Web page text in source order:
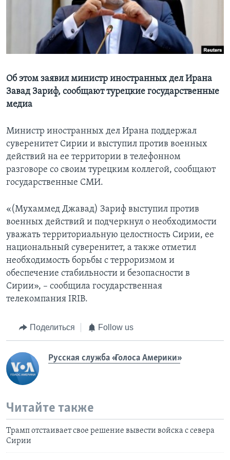
Learning English
СОЦИАЛЬНЫЕ СЕТИ
Языки
Об этом заявил министр иностранных дел Ирана
Завад Зариф, сообщают турецкие государственные
медиа
Министр иностранных дел Ирана поддержал
суверенитет Сирии и выступил против военных
действий на ее территории в телефонном
разговоре со своим турецким коллегой, сообщают
государственные СМИ.
«(Мухаммед Джавад) Зариф выступил против
военных действий и подчеркнул о необходимости
уважать территориальную целостность Сирии, ее
национальный суверенитет, а также отметил
необходимость борьбы с терроризмом и
обеспечение стабильности и безопасности в
Сирии», – сообщила государственная
телекомпания IRIB.
Поделиться Follow us
Русская служба «Голоса Америки»
Читайте также
Трамп отстаивает свое решение вывести войска с севера
Сирии